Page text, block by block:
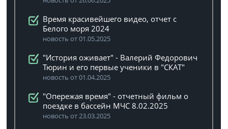
Время красивейшего видео, отчет с
Белого моря 2024
новость от 01.05.2025
"История оживает" - Валерий Федорович
Тюрин и его первые ученики в "СКАТ"
новость от 01.04.2025
"Опережая время" - отчетный фильм о
поездке в бассейн МЧС 8.02.2025
новость от 23.03.2025